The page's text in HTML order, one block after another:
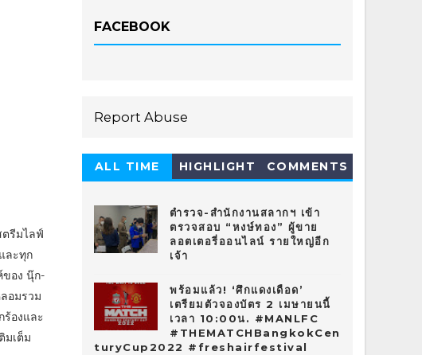
รีมไลฟ์
ละทุก
ของ นุ๊ก-
อมรวม
องและ
มเต็ม
FACEBOOK
Report Abuse
ALL TIME
HIGHLIGHT COMMENTS
ตำรวจ-สำนักงานสลากฯ เข้า
ตรวจสอบ “หงษ์ทอง” ผู้ขาย
ลอตเตอรี่ออนไลน์ รายใหญ่อีก
เจ้า
พร้อมแล้ว! ‘ศึกแดงเดือด’
เตรียมตัวจองบัตร 2 เมษายนนี้
เวลา 10:00น. #MANLFC
#THEMATCHBangkokCen
turyCup2022 #freshairfestival